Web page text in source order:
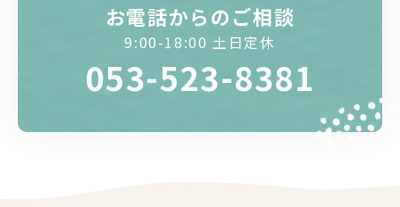
お電話からのご相談
9:00-18:00 土日定休
053-523-8381